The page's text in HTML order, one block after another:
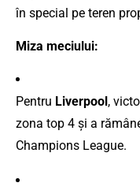
în special pe teren
Miza meciului:
Pentru Liverpool ,
zona top 4 și a
Champions League.